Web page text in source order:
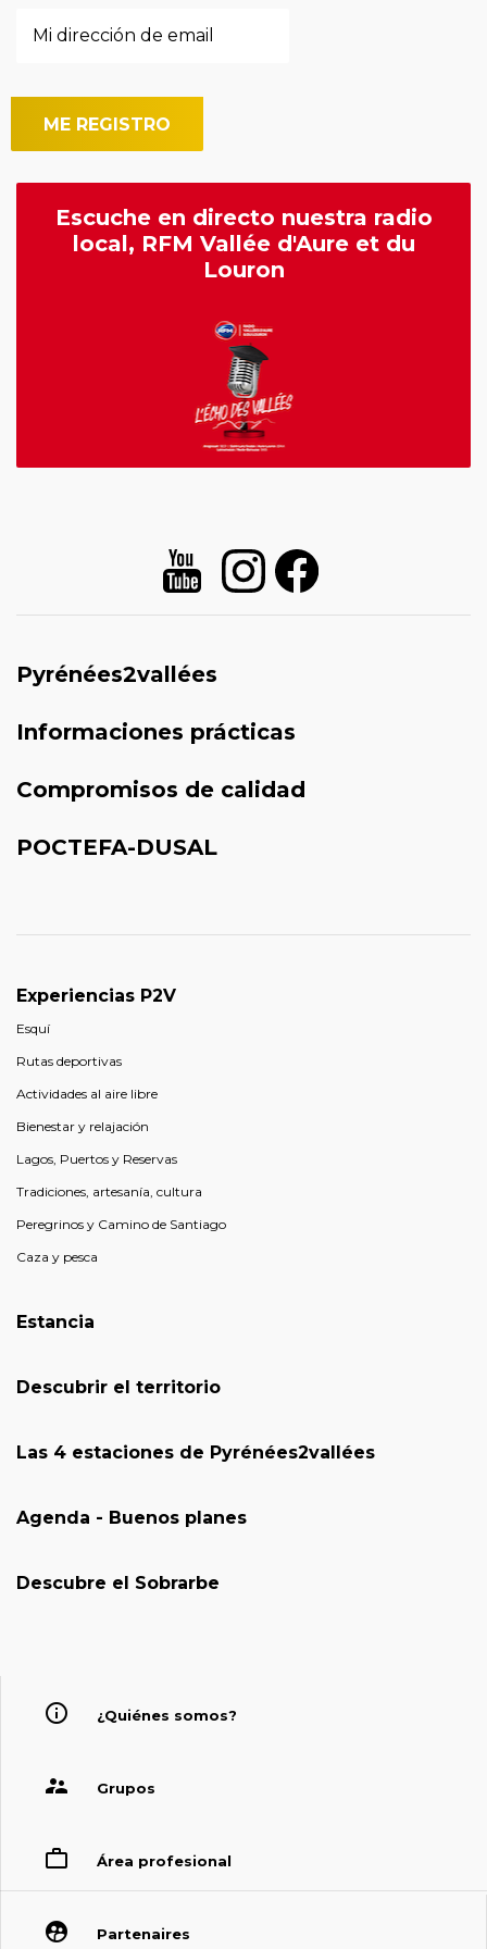
Escuche en directo nuestra radio
local, RFM Vallée d'Aure et du
Louron
Pyrénées2vallées
Informaciones prácticas
Compromisos de calidad
POCTEFA-DUSAL
Experiencias P2V
Esquí
Rutas deportivas
Actividades al aire libre
Bienestar y relajación
Lagos, Puertos y Reservas
Tradiciones, artesanía, cultura
Peregrinos y Camino de Santiago
Caza y pesca
Estancia
Descubrir el territorio
Las 4 estaciones de Pyrénées2vallées
Agenda - Buenos planes
Descubre el Sobrarbe
¿Quiénes somos?
Grupos
Área profesional
Partenaires